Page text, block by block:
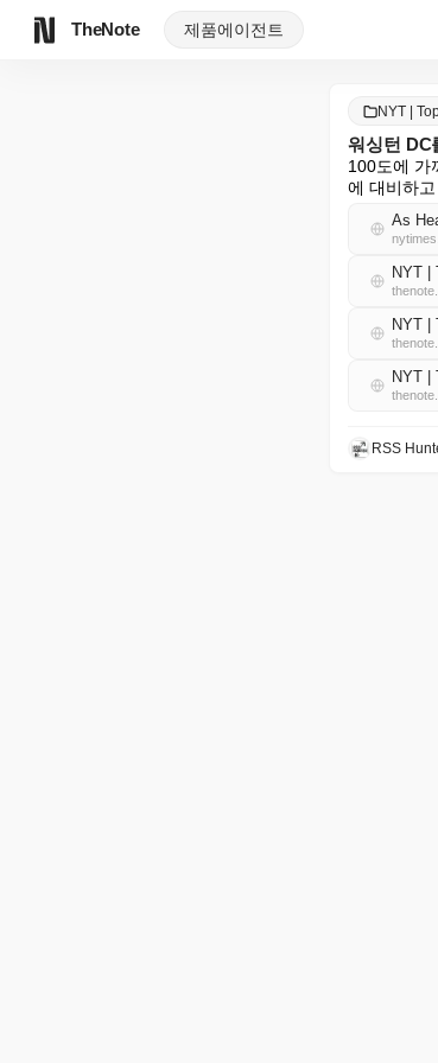
TheNote 제품에이전트
NYT |
워싱턴 DC
100도에 가
에 대비하고
As
NYT |
NYT |
NYT |
RSS